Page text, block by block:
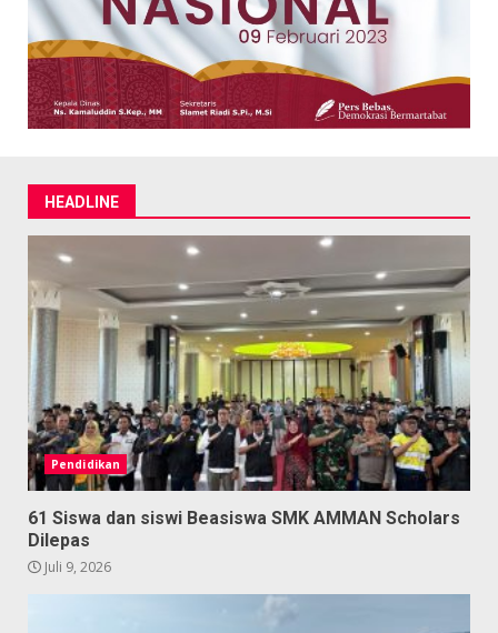
HEADLINE
Pendidikan
61 Siswa dan siswi Beasiswa SMK AMMAN Scholars
Dilepas
Juli 9, 2026